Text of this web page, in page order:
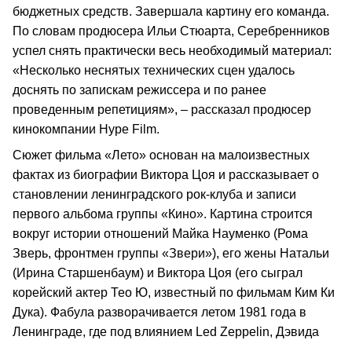
бюджетных средств. Завершала картину его команда.
По словам продюсера Ильи Стюарта, Серебренников
успел снять практически весь необходимый материал:
«Несколько неснятых технических сцен удалось
доснять по запискам режиссера и по ранее
проведенным репетициям», – рассказал продюсер
кинокомпании Hype Film.
Сюжет фильма «Лето» основан на малоизвестных
фактах из биографии Виктора Цоя и рассказывает о
становлении ленинградского рок-клуба и записи
первого альбома группы «Кино». Картина строится
вокруг истории отношений Майка Науменко (Рома
Зверь, фронтмен группы «Звери»), его жены Натальи
(Ирина Старшенбаум) и Виктора Цоя (его сыграл
корейский актер Тео Ю, известный по фильмам Ким Ки
Дука). Фабула разворачивается летом 1981 года в
Ленинграде, где под влиянием Led Zeppelin, Дэвида